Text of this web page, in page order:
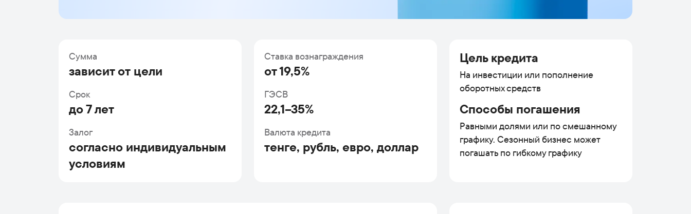
Сумма
зависит от цели
Срок
до 7 лет
Залог
согласно индивидуальным
условиям
Ставка вознаграждения
от 19,5%
ГЭСВ
22,1–35%
Валюта кредита
тенге, рубль, евро, доллар
Цель кредита
На инвестиции или пополнение
оборотных средств
Способы погашения
Равными долями или по смешанному
графику. Сезонный бизнес может
погашать по гибкому графику